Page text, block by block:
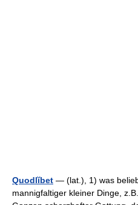
Quodlĭbet — (lat.), 1) was
mannigfaltiger kleiner Dinge,